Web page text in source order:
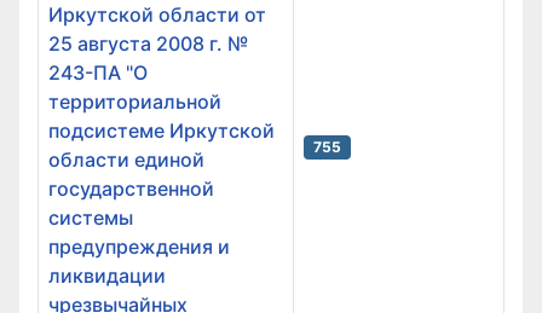
Иркутской области от
25 августа 2008 г. №
243-ПА "О
территориальной
подсистеме Иркутской
области единой
государственной
системы
предупреждения и
ликвидации
чрезвычайных
755